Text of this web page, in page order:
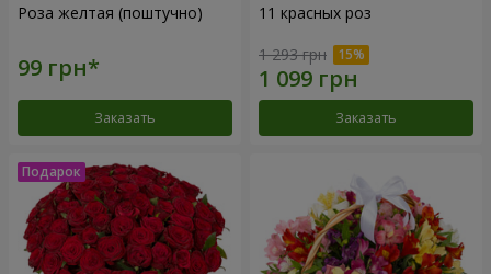
Роза желтая (поштучно)
Заказать
11 красных роз
1 293 грн
Заказать